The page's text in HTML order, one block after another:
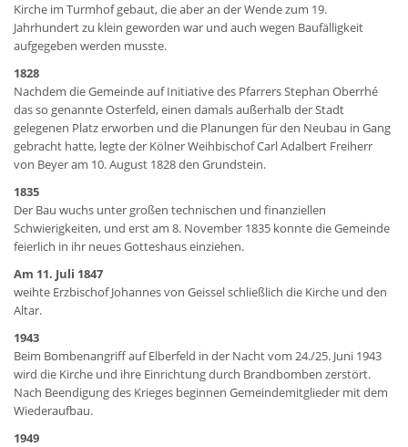
Kirche im Turmhof gebaut, die aber an der Wende zum 19.
Jahrhundert zu klein geworden war und auch wegen Baufälligkeit
aufgegeben werden musste.
1828
Nachdem die Gemeinde auf Initiative des Pfarrers Stephan Oberrhé
das so genannte Osterfeld, einen damals außerhalb der Stadt
gelegenen Platz erworben und die Planungen für den Neubau in Gang
gebracht hatte, legte der Kölner Weihbischof Carl Adalbert Freiherr
von Beyer am 10. August 1828 den Grundstein.
1835
Der Bau wuchs unter großen technischen und finanziellen
Schwierigkeiten, und erst am 8. November 1835 konnte die Gemeinde
feierlich in ihr neues Gotteshaus einziehen.
Am 11. Juli 1847
weihte Erzbischof Johannes von Geissel schließlich die Kirche und den
Altar.
1943
Beim Bombenangriff auf Elberfeld in der Nacht vom 24./25. Juni 1943
wird die Kirche und ihre Einrichtung durch Brandbomben zerstört.
Nach Beendigung des Krieges beginnen Gemeindemitglieder mit dem
Wiederaufbau.
1949